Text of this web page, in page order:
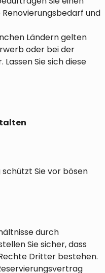
und
Ländern gelten
oder bei der
Sie sich diese
Sie vor bösen
durch
Sie sicher, dass
Dritter bestehen.